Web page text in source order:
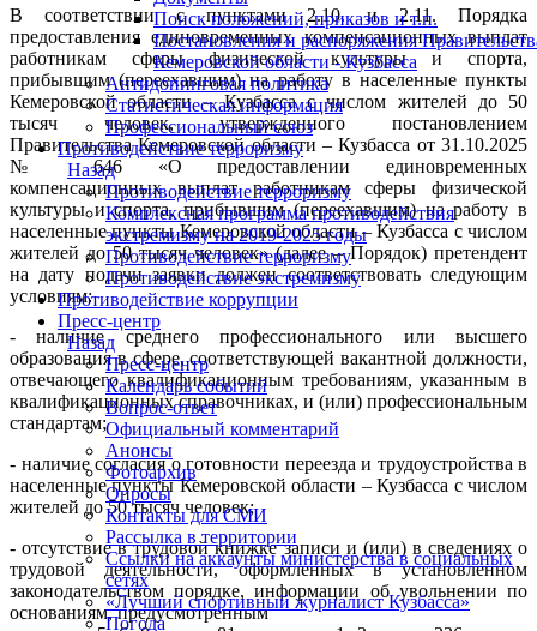
Поиск положений, приказов и т.п.
Постановления и распоряжения
Кемеровской области - Кузбасса
Антидопинговая политика
Статистическая информация
Профессиональный союз
Противодействие терроризму
Назад
Противодействие терроризму
Комплексная программа противодействия
экстремизму на 2019-2025 годы
Противодействие терроризму
Противодействие экстремизму
Противодействие коррупции
Пресс-центр
Назад
Пресс-центр
Календарь событий
Вопрос-ответ
Официальный комментарий
Анонсы
Фотоархив
Опросы
Контакты для СМИ
Рассылка в территории
Ссылки на аккаунты министерства в социальных
сетях
«Лучший спортивный журналист Кузбасса»
Погода
В соответствии с пунктами 2.10. и 2.11. Порядка
предоставления единовременных компенсационных выплат
работникам сферы физической культуры и спорта,
прибывшим (переехавшим) на работу в населенные пункты
Кемеровской области – Кузбасса с числом жителей до 50
тысяч человек, утвержденного постановлением
Правительства Кемеровской области – Кузбасса от 31.10.2025
№ 646 «О предоставлении единовременных
компенсационных выплат работникам сферы физической
культуры и спорта, прибывшим (переехавшим) на работу в
населенные пункты Кемеровской области – Кузбасса с числом
жителей до 50 тысяч человек» (далее – Порядок) претендент
на дату подачи заявки должен соответствовать следующим
условиям:
- наличие среднего профессионального или высшего
образования в сфере, соответствующей вакантной должности,
отвечающего квалификационным требованиям, указанным в
квалификационных справочниках, и (или) профессиональным
стандартам;
- наличие согласия о готовности переезда и трудоустройства в
населенные пункты Кемеровской области – Кузбасса с числом
жителей до 50 тысяч человек;
- отсутствие в трудовой книжке записи и (или) в сведениях о
трудовой деятельности, оформленных в установленном
законодательством порядке, информации об увольнении по
основаниям, предусмотренным